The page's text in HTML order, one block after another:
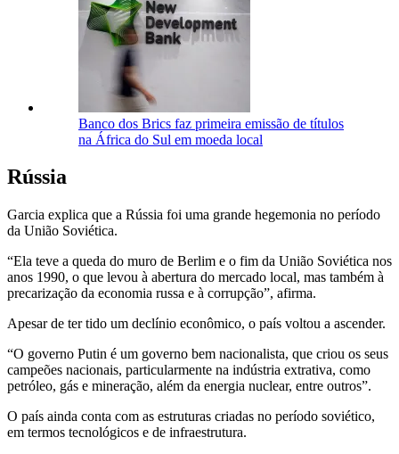
Banco dos Brics faz primeira emissão de títulos
na África do Sul em moeda local
Rússia
Garcia explica que a Rússia foi uma grande hegemonia no período
da União Soviética.
“Ela teve a queda do muro de Berlim e o fim da União Soviética nos
anos 1990, o que levou à abertura do mercado local, mas também à
precarização da economia russa e à corrupção”, afirma.
Apesar de ter tido um declínio econômico, o país voltou a ascender.
“O governo Putin é um governo bem nacionalista, que criou os seus
campeões nacionais, particularmente na indústria extrativa, como
petróleo, gás e mineração, além da energia nuclear, entre outros”.
O país ainda conta com as estruturas criadas no período soviético,
em termos tecnológicos e de infraestrutura.